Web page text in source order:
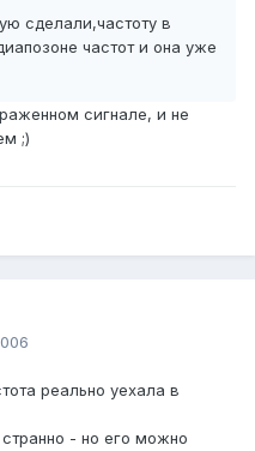
сделали,частоту в
частот и она уже
сигнале, и не
;)
реально уехала в
- но его можно